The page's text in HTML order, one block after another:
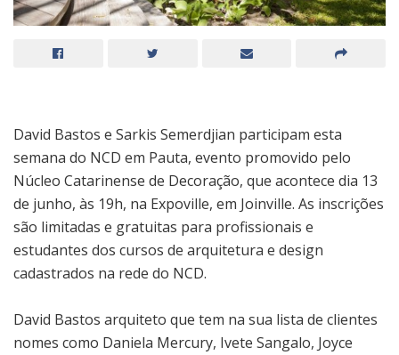
David Bastos e Sarkis Semerdjian participam esta
semana do NCD em Pauta, evento promovido pelo
Núcleo Catarinense de Decoração, que acontece dia 13
de junho, às 19h, na Expoville, em Joinville. As inscrições
são limitadas e gratuitas para profissionais e
estudantes dos cursos de arquitetura e design
cadastrados na rede do NCD.
David Bastos arquiteto que tem na sua lista de clientes
nomes como Daniela Mercury, Ivete Sangalo, Joyce